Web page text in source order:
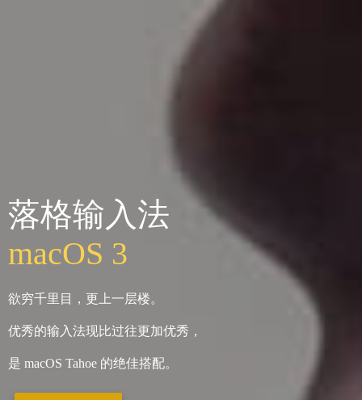
落格输入法
macOS 3
欲穷千里目，更上一层楼。
优秀的输入法现比过往更加优秀，
是 macOS Tahoe 的绝佳搭配。